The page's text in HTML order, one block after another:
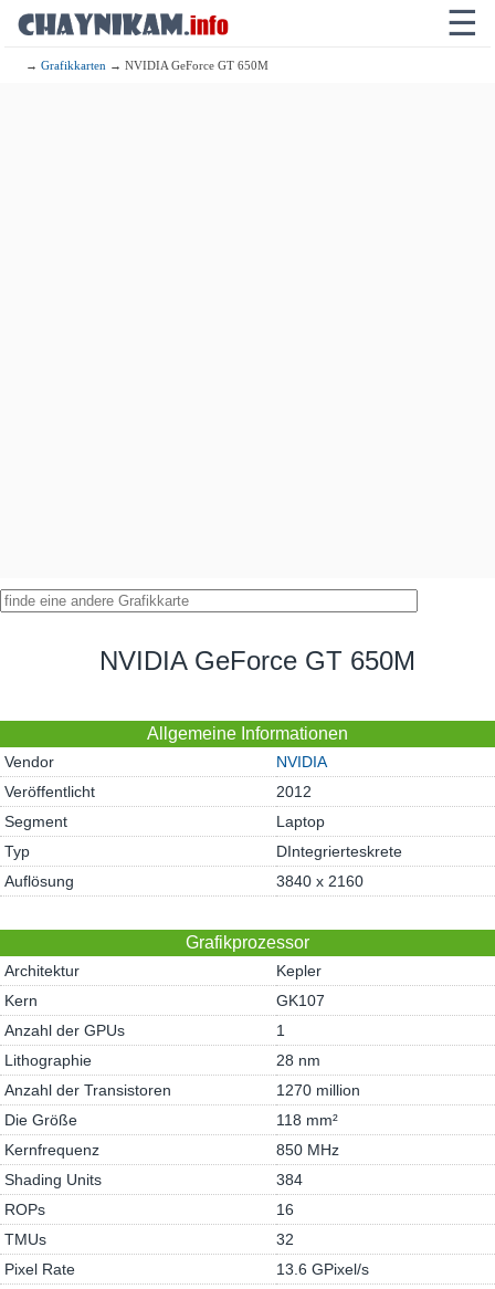
☰
→Grafikkarten → NVIDIA GeForce GT 650M
NVIDIA GeForce GT 650M
Allgemeine Informationen
Vendor
NVIDIA
Veröffentlicht
2012
Segment
Laptop
Typ
DIntegrierteskrete
Auflösung
3840 x 2160
Grafikprozessor
Architektur
Kepler
Kern
GK107
Anzahl der GPUs
1
Lithographie
28 nm
Anzahl der Transistoren
1270 million
Die Größe
118 mm²
Kernfrequenz
850 MHz
Shading Units
384
ROPs
16
TMUs
32
Pixel Rate
13.6 GPixel/s